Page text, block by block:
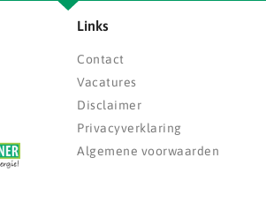
Links
Contact
Vacatures
Disclaimer
Privacyverklaring
Algemene voorwaarden